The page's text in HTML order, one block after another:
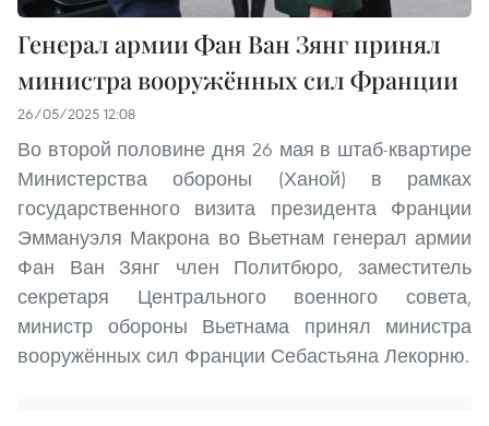
Генерал армии Фан Ван Зянг принял
министра вооружённых сил Франции
26/05/2025 12:08
Во второй половине дня 26 мая в штаб-квартире
Министерства обороны (Ханой) в рамках
государственного визита президента Франции
Эммануэля Макрона во Вьетнам генерал армии
Фан Ван Зянг член Политбюро, заместитель
секретаря Центрального военного совета,
министр обороны Вьетнама принял министра
вооружённых сил Франции Себастьяна Лекорню.